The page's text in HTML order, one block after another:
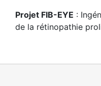
Projet FIB-EYE :
de la rétinopathie